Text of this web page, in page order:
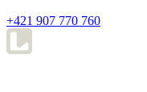
+421 907 770 760